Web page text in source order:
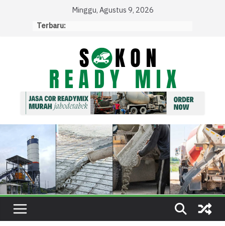
Minggu, Agustus 9, 2026
Terbaru: